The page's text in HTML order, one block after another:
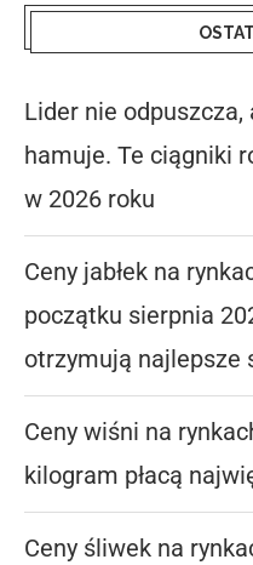
Lider nie
hamuje. Te ciągniki
w 2026 roku
Ceny jabłek na
początku sierpnia
otrzymują najlepsze
Ceny wiśni na
kilogram płacą
Ceny śliwek na